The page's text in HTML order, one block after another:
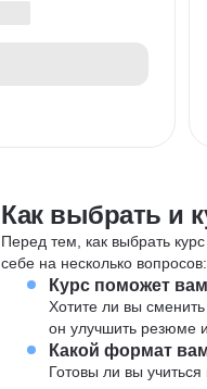
Как выбрать и
Перед тем, как выбрать
себе на несколько вопросов:
Курс поможет
Хотите ли вы
он улучшить резюме
Какой формат
Готовы ли вы